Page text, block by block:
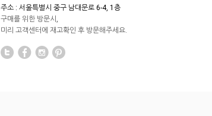
주소 : 서울특별시 중구 남대문로 6-4, 1층
구매를 위한 방문시,
미리 고객센터에 재고확인 후 방문해주세요.